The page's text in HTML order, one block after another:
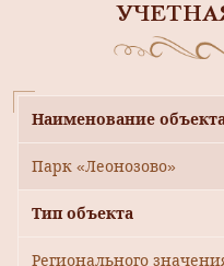
Наименование
Парк «Леонозово»
Тип объекта
Регионального